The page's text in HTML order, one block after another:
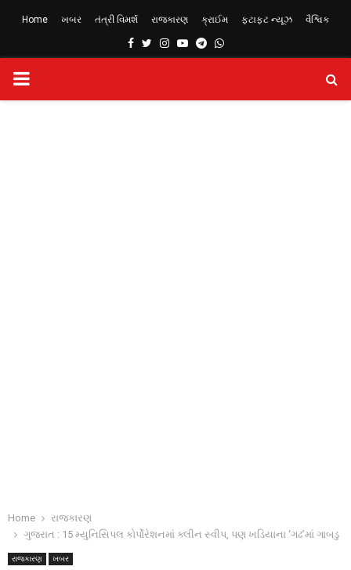
Home ખબર તંત્રી વિમર્શ રાજકારણ ક્રાઈમ ફટાફટ ન્યૂઝ વૈશ્વિક
Facebook
TwitterInstagram
YoutubeTelegram
Whatsapp
PRIMARY
Home
રાજકારણ
ગુજરાત : 15 મ્યુનિસિપલ કોર્પોરેશનમાં ક્લીન સ્વીપ, પણ ખડિયાના ‘ગઢ’માં ગાબડુ
રાજકારણ ખબર